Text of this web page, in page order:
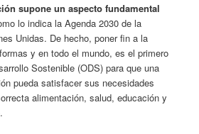
supone un aspecto fundamental
lo indica la Agenda 2030 de la
Unidas. De hecho, poner fin a la
y en todo el mundo, es el primero
Sostenible (ODS) para que una
pueda satisfacer sus necesidades
alimentación, salud, educación y